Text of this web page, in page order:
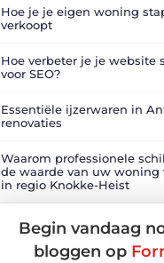
Hoe je je eigen woning
verkoopt
Hoe verbeter je je website
voor SEO?
Essentiële ijzerwaren in
renovaties
Waarom professionele
de waarde van uw woning
in regio Knokke-Heist
Begin vandaag
bloggen op